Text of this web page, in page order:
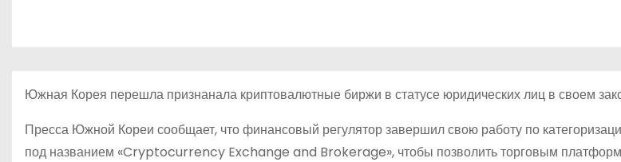
Южная Корея перешла признанала криптовалютные биржи в статусе юридических лиц в своем
Пресса Южной Кореи сообщает, что финансовый регулятор завершил свою работу по
под названием «Cryptocurrency Exchange and Brokerage», чтобы позволить торговым